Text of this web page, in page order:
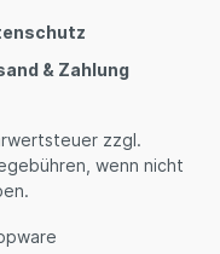
& Zahlung
zzgl.
wenn nicht